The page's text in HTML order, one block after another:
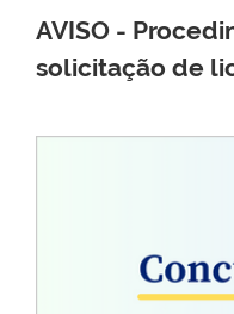
AVISO -
solicitação de